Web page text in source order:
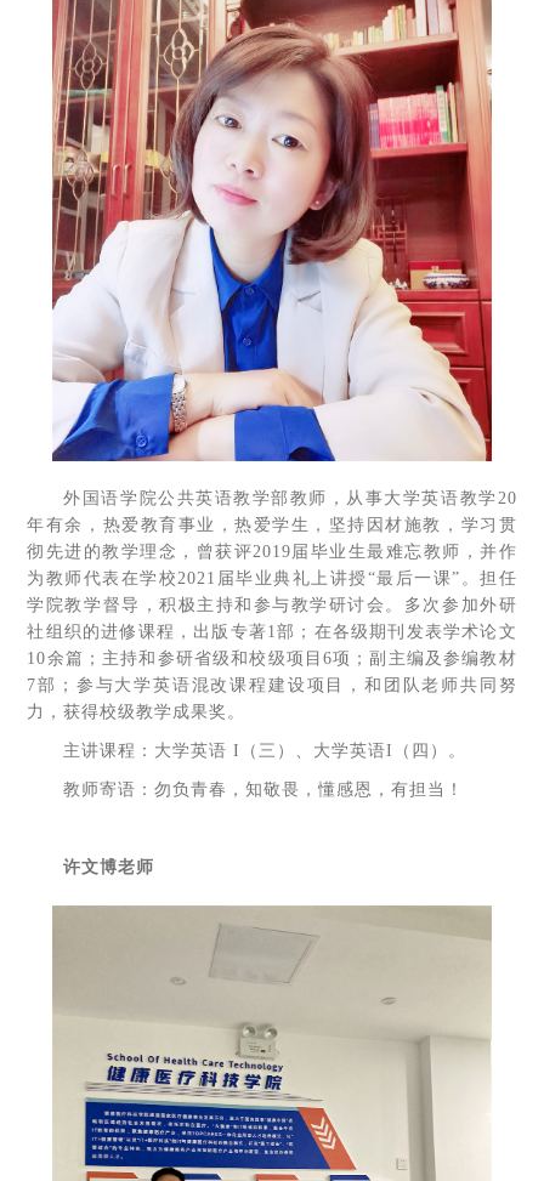
外国语学院公共英语教学部教师，从事大学英语教学20
年有余，热爱教育事业，热爱学生，坚持因材施教，学习贯
彻先进的教学理念，曾获评2019届毕业生最难忘教师，并作
为教师代表在学校2021届毕业典礼上讲授“最后一课”。担任
学院教学督导，积极主持和参与教学研讨会。多次参加外研
社组织的进修课程，出版专著1部；在各级期刊发表学术论文
10余篇；主持和参研省级和校级项目6项；副主编及参编教材
7部；参与大学英语混改课程建设项目，和团队老师共同努
力，获得校级教学成果奖。
主讲课程：大学英语 I（三）、大学英语I（四）。
教师寄语：勿负青春，知敬畏，懂感恩，有担当！
许文博老师